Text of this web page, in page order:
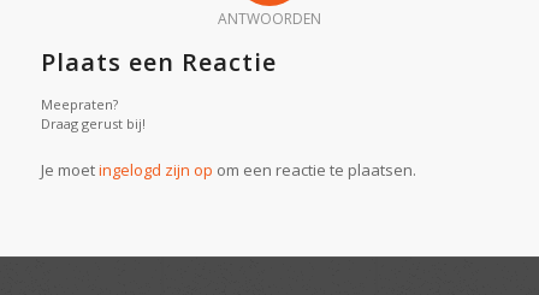
ANTWOORDEN
Plaats een Reactie
Meepraten?
Draag gerust bij!
Je moetingelogd zijn op om een reactie te plaatsen.